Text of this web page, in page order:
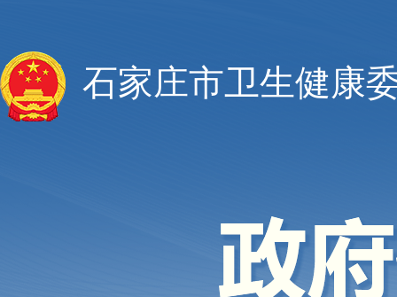
石家庄市卫生健康